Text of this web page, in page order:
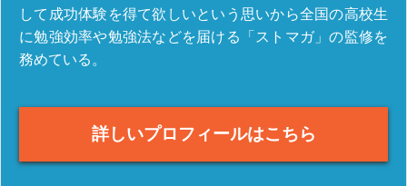
して成功体験を得て欲しいという思いから全国の高校生
に勉強効率や勉強法などを届ける「ストマガ」の監修を
務めている。
詳しいプロフィールはこちら